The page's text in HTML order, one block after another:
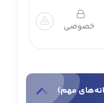
خصوصی